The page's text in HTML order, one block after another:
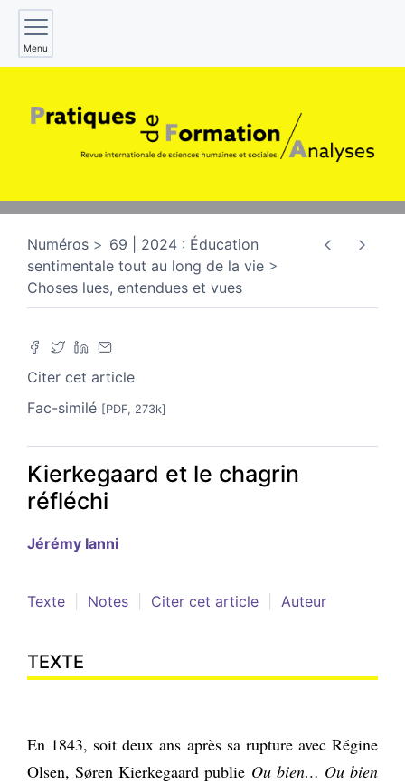
Menu
Numéros
69 | 2024 : Éducation
sentimentale tout au long de la vie
Choses lues, entendues et vues
Citer cet article
Fac-similé [PDF, 273k]
Kierkegaard et le chagrin
réfléchi
Jérémy Ianni
Texte Notes Citer cet article Auteur
TEXTE
En 1843, soit deux ans après sa rupture avec Régine
Olsen, Søren Kierkegaard publie Ou bien… Ou bien